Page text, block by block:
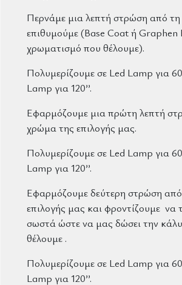
Περνάμε μια λεπτή στρώση από
επιθυμούμε (Base Coat ή Graphen
χρωματισμό που θέλουμε).
Πολυμερίζουμε σε Led Lamp για
Lamp για 120’’.
Εφαρμόζουμε μια πρώτη λεπτή
χρώμα της επιλογής μας.
Πολυμερίζουμε σε Led Lamp για
Lamp για 120’’.
Εφαρμόζουμε δεύτερη στρώση
επιλογής μας και φροντίζουμε
σωστά ώστε να μας δώσει την
θέλουμε .
Πολυμερίζουμε σε Led Lamp για
Lamp για 120’’.